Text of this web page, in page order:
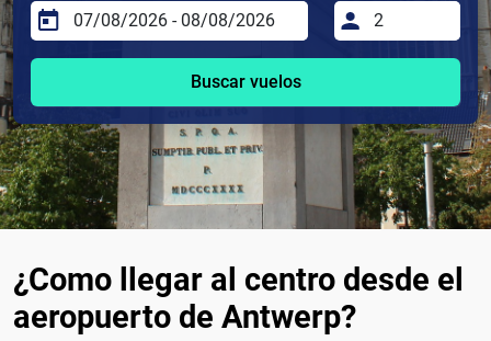
Buscar vuelos
¿Como llegar al centro desde el
aeropuerto de Antwerp?